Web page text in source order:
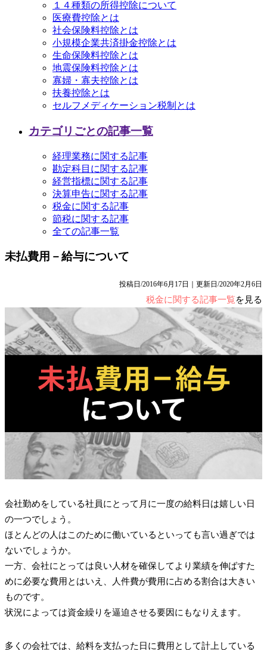
１４種類の所得控除について
医療費控除とは
社会保険料控除とは
小規模企業共済掛金控除とは
生命保険料控除とは
地震保険料控除とは
寡婦・寡夫控除とは
扶養控除とは
セルフメディケーション税制とは
カテゴリごとの記事一覧
経理業務に関する記事
勘定科目に関する記事
経営指標に関する記事
決算申告に関する記事
税金に関する記事
節税に関する記事
全ての記事一覧
未払費用－給与について
投稿日/2016年6月17日｜更新日/2020年2月6日
税金に関する記事一覧を見る
会社勤めをしている社員にとって月に一度の給料日は嬉しい日
の一つでしょう。
ほとんどの人はこのために働いているといっても言い過ぎでは
ないでしょうか。
一方、会社にとっては良い人材を確保してより業績を伸ばすた
めに必要な費用とはいえ、人件費が費用に占める割合は大きい
ものです。
状況によっては資金繰りを逼迫させる要因にもなりえます。
多くの会社では、給料を支払った日に費用として計上している